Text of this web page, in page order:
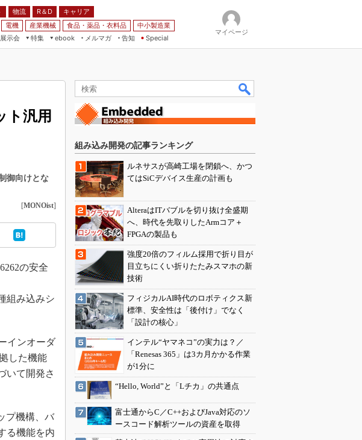
物流 R＆D
キャリア
電機 産業機械 食品・薬品・衣料品
中小製造業
展示会
特集
ebook
メルマガ
告知 Special
マイページ
ト汎用
御向けとな
[MONOist]
の安全
組み込みシ
インオーダ
した機能
いて開発さ
プ機構、バ
る機能を内
組み込み開発の記事ランキング
ルネサスが高崎工場を閉鎖へ、かつ
てはSiCデバイス生産の計画も
AlteraはITバブルを切り抜け全盛期
へ、時代を先取りしたArmコア＋
FPGAの製品も
強度20倍のフィルム採用で折り目が
目立ちにくい折りたたみスマホの新
技術
フィジカルAI時代のロボティクス新
標準、安全性は「後付け」でなく
「設計の核心」
インテル“ヤマネコ”の実力は？／
「Renesas 365」は3カ月かかる作業
が1分に
“Hello, World”と「Lチカ」の共通点
富士通からC／C++およびJava対応のソ
ースコード解析ツールの資産を取得